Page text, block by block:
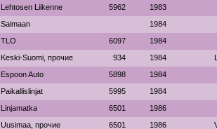
Lehtosen Liikenne 5962 1983
Saimaan 1984
TLO 6097 1984
Keski-Suomi, прочие 934 1984
Espoon Auto 5898 1984
Paikallislinjat 5995 1984
Linjamatka 6501 1986
Uusimaa, прочие 6501 1986